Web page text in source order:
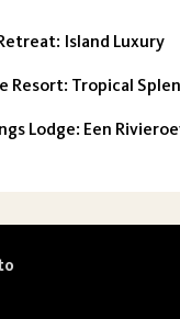
Island Luxury
Resort: Tropical
Lodge: Een